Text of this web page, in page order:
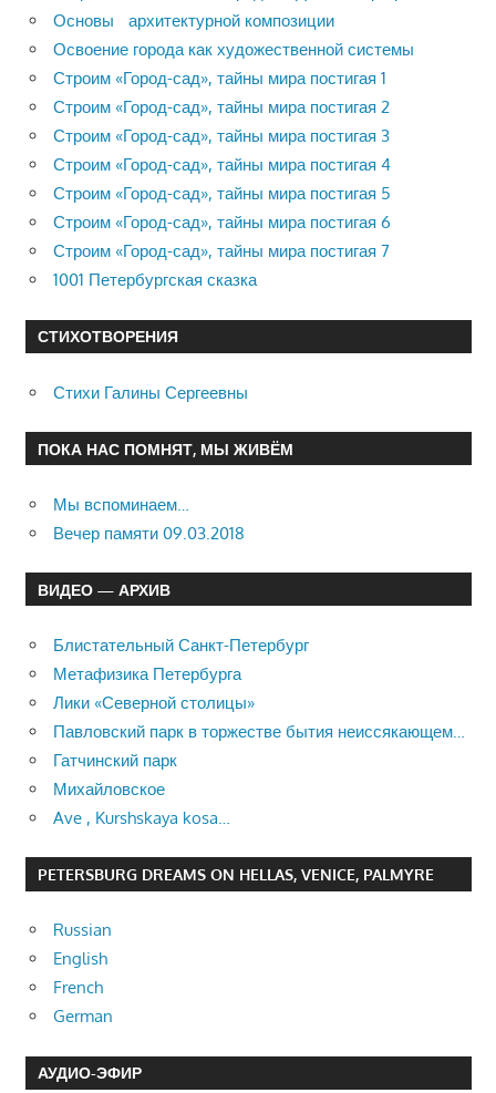
Основы архитектурной композиции
Освоение города как художественной системы
Строим «Город-сад», тайны мира постигая 1
Строим «Город-сад», тайны мира постигая 2
Строим «Город-сад», тайны мира постигая 3
Строим «Город-сад», тайны мира постигая 4
Строим «Город-сад», тайны мира постигая 5
Строим «Город-сад», тайны мира постигая 6
Строим «Город-сад», тайны мира постигая 7
1001 Петербургская сказка
СТИХОТВОРЕНИЯ
Стихи Галины Сергеевны
ПОКА НАС ПОМНЯТ, МЫ ЖИВЁМ
Мы вспоминаем…
Вечер памяти 09.03.2018
ВИДЕО — АРХИВ
Блистательный Санкт-Петербург
Метафизика Петербурга
Лики «Северной столицы»
Павловский парк в торжестве бытия неиссякающем…
Гатчинский парк
Михайловское
Ave , Kurshskaya kosa…
PETERSBURG DREAMS ON HELLAS, VENICE, PALMYRE
Russian
English
French
German
АУДИО-ЭФИР